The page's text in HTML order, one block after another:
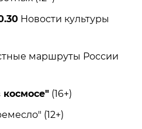
Новости культуры
маршруты России
космосе" (16+)
(12+)